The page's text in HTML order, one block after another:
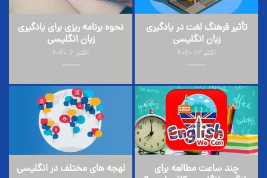
تأثیر فرهنگ لغت در یادگیری
زبان انگلیسی
اکتبر 12, 2020
نحوه برنامه ریزی برای یادگیری
زبان انگلیسی
اکتبر 6, 2020
چند ساعت مطالعه برای
لهجه های مختلف در انگلیسی